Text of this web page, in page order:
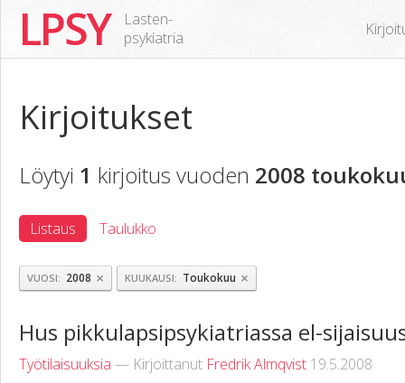
LPSY
Lasten-
psykiatria
Kirjoitukset
Löytyi 1 kirjoitus vuoden 2008
Listaus Taulukko
VUOSI 2008 × KUUKAUSI Toukokuu ×
Hus pikkulapsipsykiatriassa el-
Työtilaisuuksia — Kirjoittanut Fredrik Almqvist 19.5.2008